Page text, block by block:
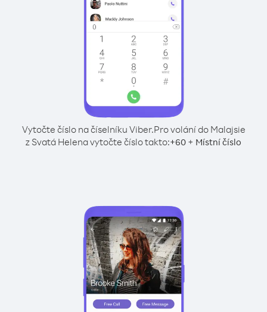
Vytočte číslo na číselníku Viber.Pro volání do Malajsie
z Svatá Helena vytočte číslo takto:+60 + Místní číslo